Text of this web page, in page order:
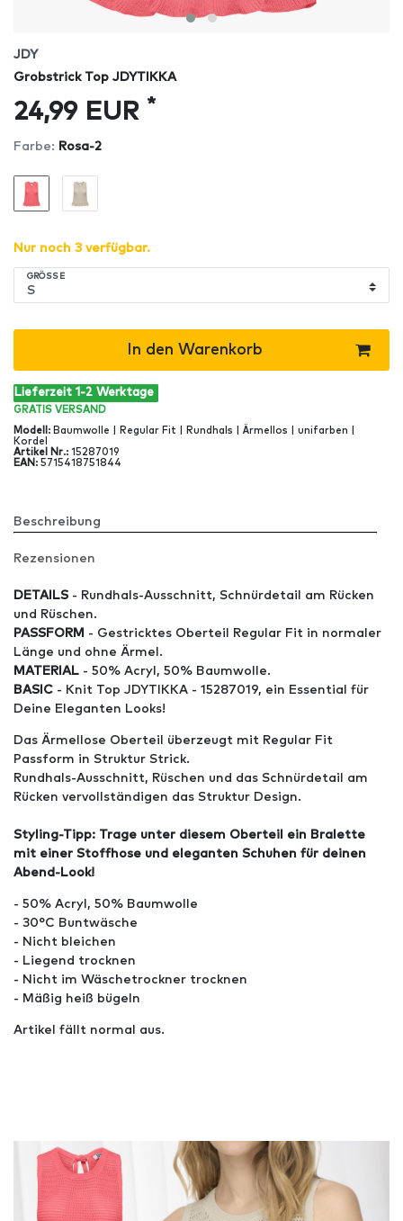
JDY
Grobstrick Top JDYTIKKA
24,99 EUR *
Farbe: Rosa-2
Nur noch 3 verfügbar.
GRÖSSE
In den Warenkorb
Lieferzeit 1-2 Werktage
GRATIS VERSAND
Modell : Baumwolle | Regular Fit | Rundhals | Ärmellos | unifarben |
Kordel
Artikel Nr.: 15287019
EAN : 5715418751844
Beschreibung
Rezensionen
DETAILS - Rundhals-Ausschnitt, Schnürdetail am Rücken
und Rüschen.
PASSFORM - Gestricktes Oberteil Regular Fit in normaler
Länge und ohne Ärmel.
MATERIAL - 50% Acryl, 50% Baumwolle.
BASIC - Knit Top JDYTIKKA - 15287019, ein Essential für
Deine Eleganten Looks!
Das Ärmellose Oberteil überzeugt mit Regular Fit
Passform in Struktur Strick.
Rundhals-Ausschnitt, Rüschen und das Schnürdetail am
Rücken vervollständigen das Struktur Design.
Styling-Tipp: Trage unter diesem Oberteil ein Bralette
mit einer Stoffhose und eleganten Schuhen für deinen
Abend-Look!
- 50% Acryl, 50% Baumwolle
- 30°C Buntwäsche
- Nicht bleichen
- Liegend trocknen
- Nicht im Wäschetrockner trocknen
- Mäßig heiß bügeln
Artikel fällt normal aus.